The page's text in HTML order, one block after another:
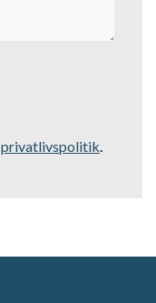
privatlivspolitik.